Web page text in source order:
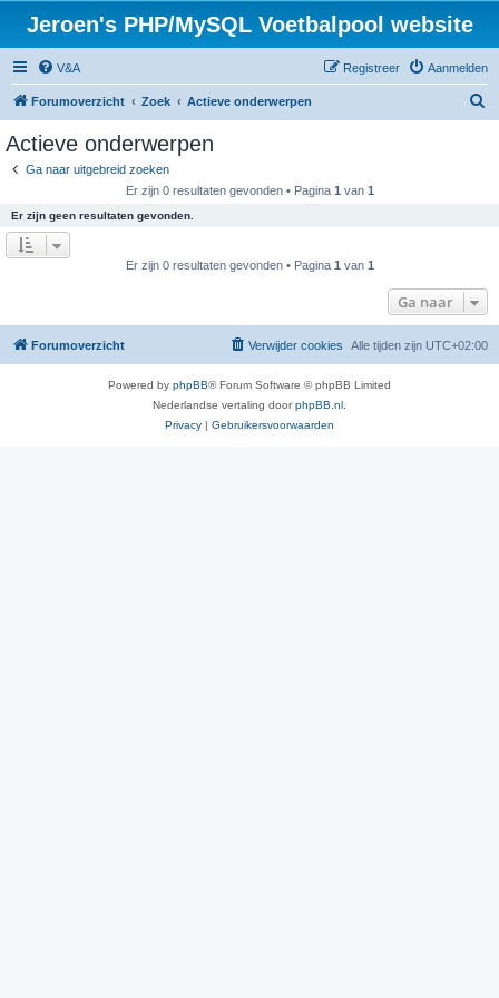
Jeroen's PHP/MySQL Voetbalpool website
V&A Aanmelden
Registreer
Forumoverzicht Zoek Actieve onderwerpen
Actieve onderwerpen
Ga naar uitgebreid zoeken
Er zijn 0 resultaten gevonden • Pagina 1 van 1
Er zijn geen resultaten gevonden.
Er zijn 0 resultaten gevonden • Pagina 1 van 1
Ga naar
Forumoverzicht Alle tijden zijn UTC+02:00
Verwijder cookies
Powered by phpBB® Forum Software © phpBB Limited
Nederlandse vertaling doorphpBB.nl
Privacy | Gebruikersvoorwaarden